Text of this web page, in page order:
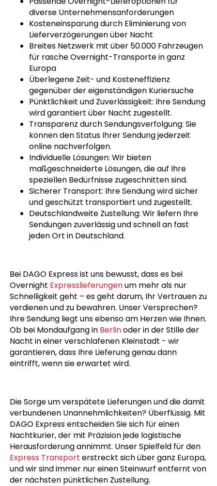
diverse Unternehmensanforderungen
Kosteneinsparung durch Eliminierung von
Lieferverzögerungen über Nacht
Breites Netzwerk mit über 50.000 Fahrzeugen
für rasche Overnight-Transporte in ganz
Europa
Überlegene Zeit- und Kosteneffizienz
gegenüber der eigenständigen Kuriersuche
Pünktlichkeit und Zuverlässigkeit: Ihre Sendung
wird garantiert über Nacht zugestellt.
Transparenz durch Sendungsverfolgung: Sie
können den Status Ihrer Sendung jederzeit
online nachverfolgen.
Individuelle Lösungen: Wir bieten
maßgeschneiderte Lösungen, die auf Ihre
speziellen Bedürfnisse zugeschnitten sind.
Sicherer Transport: Ihre Sendung wird sicher
und geschützt transportiert und zugestellt.
Deutschlandweite Zustellung: Wir liefern Ihre
Sendungen zuverlässig und schnell an fast
jeden Ort in Deutschland.
Bei DAGO Express ist uns bewusst, dass es bei
Overnight Expresslieferungenum mehr als nur
Schnelligkeit geht – es geht darum, Ihr Vertrauen zu
verdienen und zu bewahren. Unser Versprechen?
Ihre Sendung liegt uns ebenso am Herzen wie Ihnen.
Ob bei Mondaufgang in Berlinoder in der Stille der
Nacht in einer verschlafenen Kleinstadt - wir
garantieren, dass Ihre Lieferung genau dann
eintrifft, wenn sie erwartet wird.
Die Sorge um verspätete Lieferungen und die damit
verbundenen Unannehmlichkeiten? Überflüssig. Mit
DAGO Express entscheiden Sie sich für einen
Nachtkurier, der mit Präzision jede logistische
Herausforderung annimmt. Unser Spielfeld für den
Express Transport erstreckt sich über ganz Europa,
und wir sind immer nur einen Steinwurf entfernt von
der nächsten pünktlichen Zustellung.